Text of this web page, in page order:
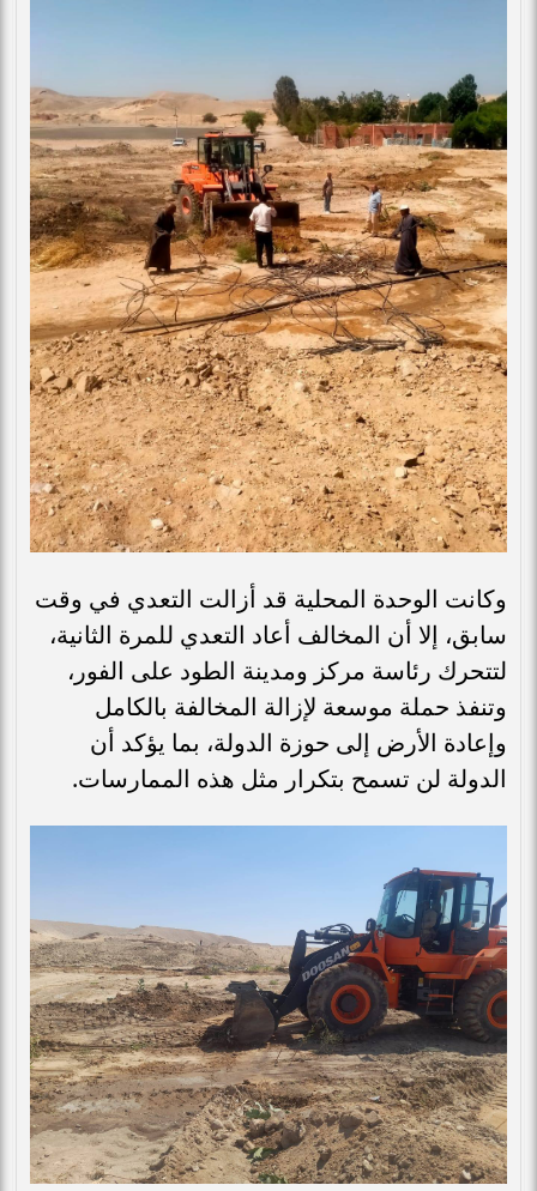
وكانت الوحدة المحلية قد أزالت التعدي في وقت
سابق، إلا أن المخالف أعاد التعدي للمرة الثانية،
لتتحرك رئاسة مركز ومدينة الطود على الفور،
وتنفذ حملة موسعة لإزالة المخالفة بالكامل
وإعادة الأرض إلى حوزة الدولة، بما يؤكد أن
الدولة لن تسمح بتكرار مثل هذه الممارسات.